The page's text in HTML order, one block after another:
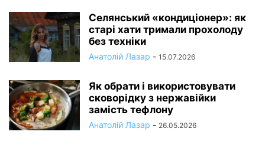
Селянський «кондиціонер»: як
старі хати тримали прохолоду
без техніки
Анатолій Лазар - 15.07.2026
Як обрати і використовувати
сковорідку з нержавійки
замість тефлону
Анатолій Лазар - 26.05.2026